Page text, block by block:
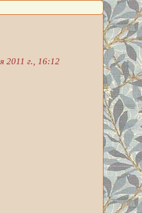
2011 г., 16:12